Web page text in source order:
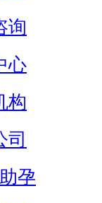
询
心
构
司
孕